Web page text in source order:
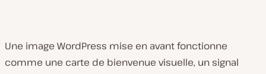
Une image WordPress mise en avant fonctionne
comme une carte de bienvenue visuelle, un signal